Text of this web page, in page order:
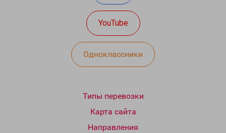
YouTube
Одноклассники
Типы перевозки
Карта сайта
Направления